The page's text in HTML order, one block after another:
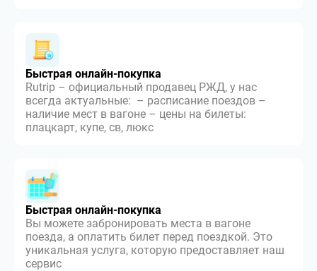
Быстрая онлайн-покупка
Rutrip – официальный продавец РЖД, у нас
всегда актуальные: – расписание поездов –
наличие мест в вагоне – цены на билеты:
плацкарт, купе, св, люкс
Быстрая онлайн-покупка
Вы можете забронировать места в вагоне
поезда, а оплатить билет перед поездкой. Это
уникальная услуга, которую предоставляет наш
сервис